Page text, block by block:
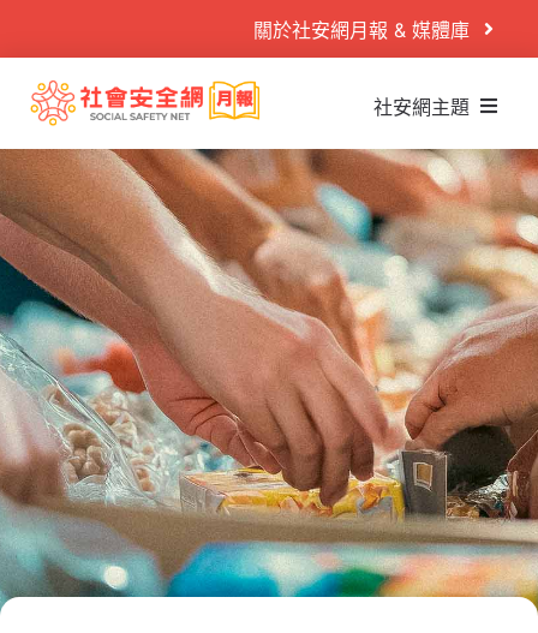
content
關於社安網月報 & 媒體庫
什麼是社安網
社安網運作
社安閱讀室
社安播映室
秒懂懶人包
PODCAST
活動專區
社安網主題
Search
for:
首頁
案例故事
目睹兒少
兒少性剝削
童年逆境
家庭暴力
老人憂鬱
高照顧負荷